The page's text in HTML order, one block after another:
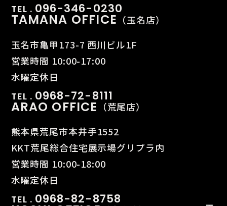
TEL . 096-346-0230
TAMANA OFFICE （玉名店）
玉名市亀甲173-7 西川ビル1F
営業時間 10:00-17:00
水曜定休日
TEL . 0968-72-8111
ARAO OFFICE （荒尾店）
熊本県荒尾市本井手1552
KKT荒尾総合住宅展示場グリプラ内
営業時間 10:00-18:00
水曜定休日
TEL . 0968-82-8758